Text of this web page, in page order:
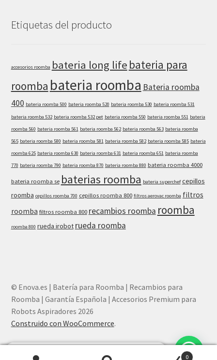
Etiquetas del producto
accesorios roomba bateria long life bateria para
roomba bateria roomba Bateria roomba
400 bateria roomba 500 bateria roomba 520 bateria roomba 530 bateria roomba 531
bateria roomba 532 bateria roomba 532 pet bateria roomba 550 bateria roomba 551 bateria
roomba 560 bateria roomba 561 bateria roomba 562 bateria roomba 563 bateria roomba
565 bateria roomba 580 bateria roomba 581 bateria roomba 582 bateria roomba 585 bateria
roomba 625 bateria roomba 630 bateria roomba 631 bateria roomba 651 bateria roomba
770 bateria roomba 790 bateria roomba 870 bateria roomba 880 bateria roomba 4000
bateria roomba se baterias roomba bateria superchef cepillos
roomba cepillos roomba 700 cepillos roomba 800 filtros aerovac roomba filtros
roomba filtros roomba 800 recambios roomba roomba
roomba 800 rueda irobot rueda roomba
© Enova.es | Batería para Roomba | Recambios para
Roomba | Garantía Española | Accesorios Premium para
Robots Aspiradores 2026
Construido con WooCommerce.
0